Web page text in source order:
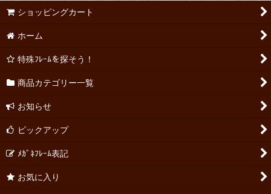
ショッピングカート
ホーム
特殊ﾌﾚｰﾑを探そう！
商品カテゴリー一覧
お知らせ
ピックアップ
ﾒｶﾞﾈﾌﾚｰﾑ表記
お気に入り